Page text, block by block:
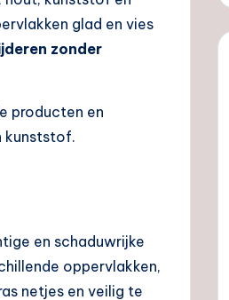
glad en vies
zonder
producten en
kunststof.
en schaduwrijke
oppervlakken,
netjes en veilig te